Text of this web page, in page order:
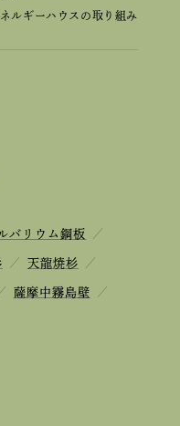
ルギーハウスの取り組み
バリウム鋼板 ／
／ 天龍焼杉 ／
薩摩中霧島壁 ／